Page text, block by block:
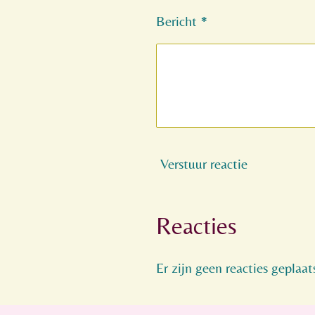
Bericht *
Verstuur reactie
Reacties
Er zijn geen reacties